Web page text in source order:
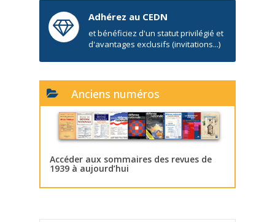
Adhérez au CEDN
et bénéficiez d'un statut privilégié et
d'avantages exclusifs (invitations...)
Anciens numéros
Accéder aux sommaires des revues de
1939 à aujourd’hui